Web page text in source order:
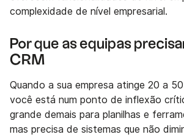
complexidade de nível empresarial.
Por que as equipas
CRM
Quando a sua empresa atinge 20 a
você está num ponto de inflexão
grande demais para planilhas e
mas precisa de sistemas que não